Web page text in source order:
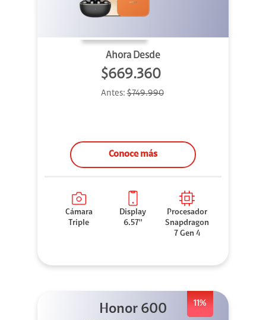
Ahora Desde
$669.360
Antes:$749.990
Conoce más
Cámara
Triple
Display
6.57''
Procesador
Snapdragon
7 Gen 4
11%
Honor 600